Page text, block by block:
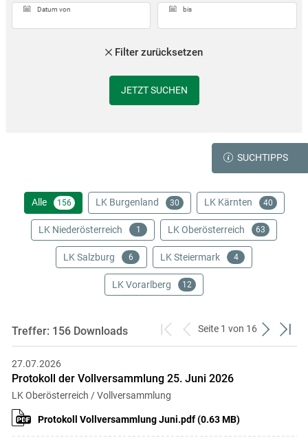
Datum von bis
Filter zurücksetzen
JETZT SUCHEN
SUCHTIPPS
Alle 156 LK Burgenland 30 LK Kärnten 40
LK Niederösterreich 1 LK Oberösterreich 63
LK Salzburg 6 LK Steiermark 4
LK Vorarlberg 12
Treffer: 156 Downloads
zum
zurück
Seite 1 von 16
weiterzum
Protokoll der Vollversammlung 25. Juni 2026
LK Oberösterreich / Vollversammlung
Protokoll Vollversammlung Juni.pdf (0.63 MB)
27.07.2026